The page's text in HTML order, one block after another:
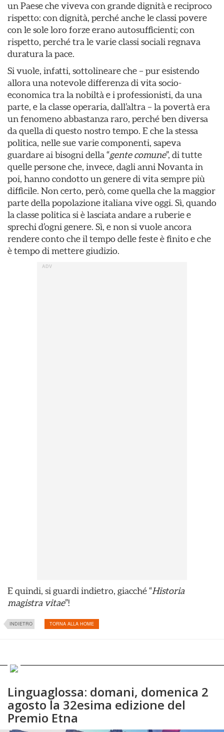
un Paese che viveva con grande dignità e reciproco
rispetto: con dignità, perché anche le classi povere
con le sole loro forze erano autosufficienti; con
rispetto, perché tra le varie classi sociali regnava
duratura la pace.
Si vuole, infatti, sottolineare che – pur esistendo
allora una notevole differenza di vita socio-
economica tra la nobiltà e i professionisti, da una
parte, e la classe operaria, dall’altra – la povertà era
un fenomeno abbastanza raro, perché ben diversa
da quella di questo nostro tempo. E che la stessa
politica, nelle sue varie componenti, sapeva
guardare ai bisogni della “gente comune”, di tutte
quelle persone che, invece, dagli anni Novanta in
poi, hanno condotto un genere di vita sempre più
difficile. Non certo, però, come quella che la maggior
parte della popolazione italiana vive oggi. Sì, quando
la classe politica si è lasciata andare a ruberie e
sprechi d’ogni genere. Sì, e non si vuole ancora
rendere conto che il tempo delle feste è finito e che
è tempo di mettere giudizio.
E quindi, si guardi indietro, giacché “Historia
magistra vitae”!
INDIETRO TORNA ALLA HOME
Linguaglossa: domani, domenica 2
agosto la 32esima edizione del
Premio Etna